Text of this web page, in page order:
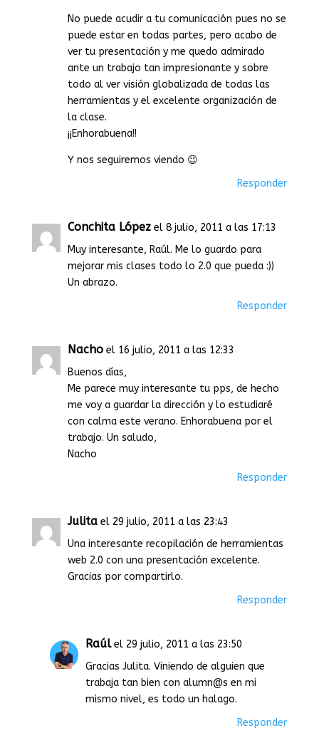
No puede acudir a tu comunicación pues no se
puede estar en todas partes, pero acabo de
ver tu presentación y me quedo admirado
ante un trabajo tan impresionante y sobre
todo al ver visión globalizada de todas las
herramientas y el excelente organización de
la clase.
¡¡Enhorabuena!!
Y nos seguiremos viendo 😉
Responder
Conchita López el 8 julio, 2011 a las 17:13
Muy interesante, Raúl. Me lo guardo para
mejorar mis clases todo lo 2.0 que pueda :))
Un abrazo.
Responder
Nacho el 16 julio, 2011 a las 12:33
Buenos días,
Me parece muy interesante tu pps, de hecho
me voy a guardar la dirección y lo estudiaré
con calma este verano. Enhorabuena por el
trabajo. Un saludo,
Nacho
Responder
Julita el 29 julio, 2011 a las 23:43
Una interesante recopilación de herramientas
web 2.0 con una presentación excelente.
Gracias por compartirlo.
Responder
Raúl el 29 julio, 2011 a las 23:50
Gracias Julita. Viniendo de alguien que
trabaja tan bien con alumn@s en mi
mismo nivel, es todo un halago.
Responder